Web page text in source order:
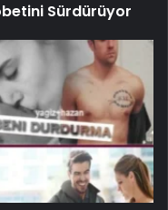
Sürdürüyor